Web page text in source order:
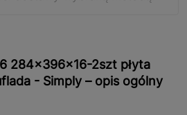
284x396x16-2szt płyta
- Simply – opis ogólny